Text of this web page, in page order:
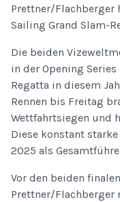
Prettner/Flachberger
Sailing Grand Slam-
Die beiden
in der Opening
Regatta in diesem
Rennen bis Freitag
Wettfahrtsiegen und
Diese konstant
2025 als
Vor den beiden
Prettner/Flachberger